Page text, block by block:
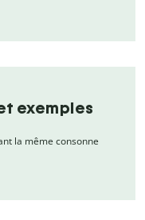
exemples
la même consonne